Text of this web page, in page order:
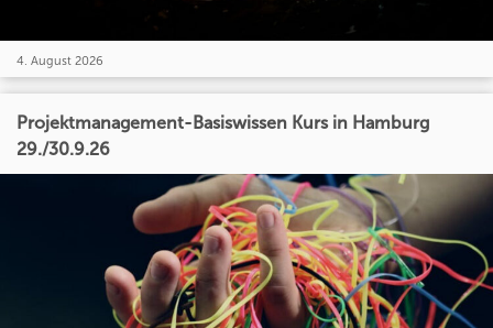
4. August 2026
Projektmanagement-Basiswissen Kurs in Hamburg
29./30.9.26